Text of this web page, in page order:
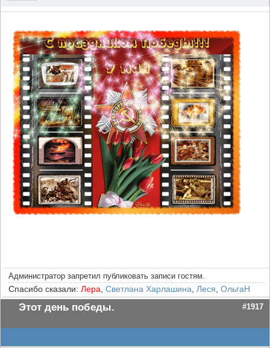
Администратор запретил публиковать записи гостям.
Спасибо сказали: Лера Светлана Харлашина Леся ОльгаН
Этот день победы. #1917